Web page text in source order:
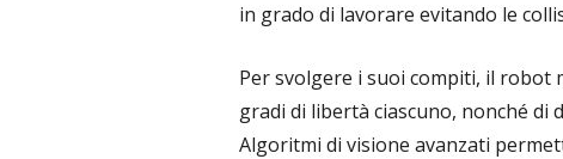
in grado di lavorare evitando le
Per svolgere i suoi compiti, il robot
gradi di libertà ciascuno, nonché di
Algoritmi di visione avanzati